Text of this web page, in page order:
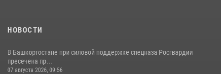
НОВОСТИ
В Башкортостане при силовой поддержке спецназа Росгвардии
пресечена пр...
07 августа 2026, 09:56